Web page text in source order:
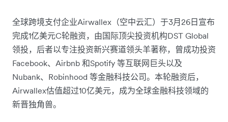
全球跨境支付企业Airwallex（空中云汇）于3月26日宣布
完成1亿美元C轮融资，由国际顶尖投资机构DST Global
领投，后者以专注投资新兴赛道领头羊著称，曾成功投资
Facebook、Airbnb 和Spotify 等互联网巨头以及
Nubank、Robinhood 等金融科技公司。本轮融资后，
Airwallex估值超过10亿美元，成为全球金融科技领域的
新晋独角兽。